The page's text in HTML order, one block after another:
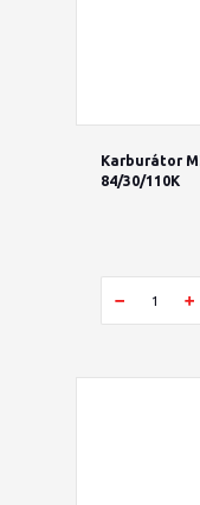
Karburátor
84/30/110K